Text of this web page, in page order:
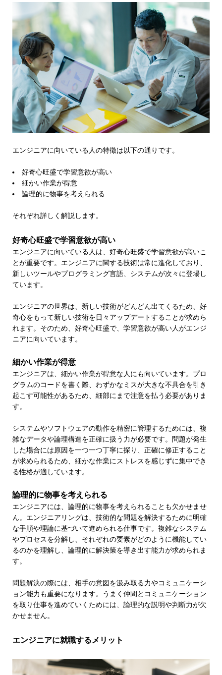
エンジニアに向いている人の特徴は以下の通りです。
好奇心旺盛で学習意欲が高い
細かい作業が得意
論理的に物事を考えられる
それぞれ詳しく解説します。
好奇心旺盛で学習意欲が高い
エンジニアに向いている人は、好奇心旺盛で学習意欲が高いこ
とが重要です。エンジニアに関する技術は常に進化しており、
新しいツールやプログラミング言語、システムが次々に登場し
ています。
エンジニアの世界は、新しい技術がどんどん出てくるため、好
奇心をもって新しい技術を日々アップデートすることが求めら
れます。そのため、好奇心旺盛で、学習意欲が高い人がエンジ
ニアに向いています。
細かい作業が得意
エンジニアは、細かい作業が得意な人にも向いています。プロ
グラムのコードを書く際、わずかなミスが大きな不具合を引き
起こす可能性があるため、細部にまで注意を払う必要がありま
す。
システムやソフトウェアの動作を精密に管理するためには、複
雑なデータや論理構造を正確に扱う力が必要です。問題が発生
した場合には原因を一つ一つ丁寧に探り、正確に修正すること
が求められるため、細かな作業にストレスを感じずに集中でき
る性格が適しています。
論理的に物事を考えられる
エンジニアには、論理的に物事を考えられることも欠かせませ
ん。エンジニアリングは、技術的な問題を解決するために明確
な手順や理論に基づいて進められる仕事です。複雑なシステム
やプロセスを分解し、それぞれの要素がどのように機能してい
るのかを理解し、論理的に解決策を導き出す能力が求められま
す。
問題解決の際には、相手の意図を汲み取る力やコミュニケーシ
ョン能力も重要になります。うまく仲間とコミュニケーション
を取り仕事を進めていくためには、論理的な説明や判断力が欠
かせません。
エンジニアに就職するメリット